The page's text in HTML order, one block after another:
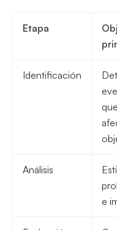
Etapa
Identificación
Análisis
e